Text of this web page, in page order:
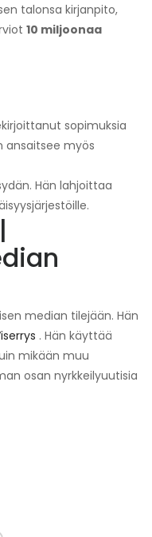
talonsa kirjanpito,
10 miljoonaa
sopimuksia
ansaitsee myös
Hän lahjoittaa
median tilejään. Hän
. Hän käyttää
mikään muu
osan nyrkkeilyuutisia